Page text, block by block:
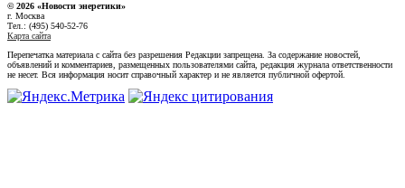
© 2026 «Новости энеретики»
г. Москва
Тел.: (495) 540-52-76
Карта сайта
Перепечатка материала с сайта без разрешения Редакции запрещена. За содержание новостей,
объявлений и комментариев, размещенных пользователями сайта, редакция журнала ответственности
не несет. Вся информация носит справочный характер и не является публичной офертой.